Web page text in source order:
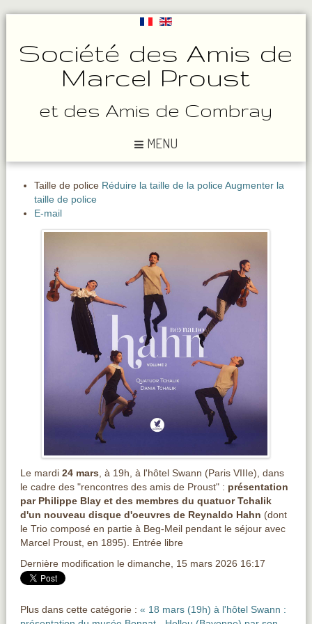
Société des Amis de
Marcel Proust
et des Amis de Combray
MENU
Taille de police Réduire la taille de la police Augmenter la
taille de police
E-mail
Le mardi 24 mars, à 19h, à l'hôtel Swann (Paris VIIIe), dans
le cadre des "rencontres des amis de Proust" : présentation
par Philippe Blay et des membres du quatuor Tchalik
d'un nouveau disque d'oeuvres de Reynaldo Hahn (dont
le Trio composé en partie à Beg-Meil pendant le séjour avec
Marcel Proust, en 1895). Entrée libre
Dernière modification le dimanche, 15 mars 2026 16:17
Plus dans cette catégorie : « 18 mars (19h) à l'hôtel Swann :